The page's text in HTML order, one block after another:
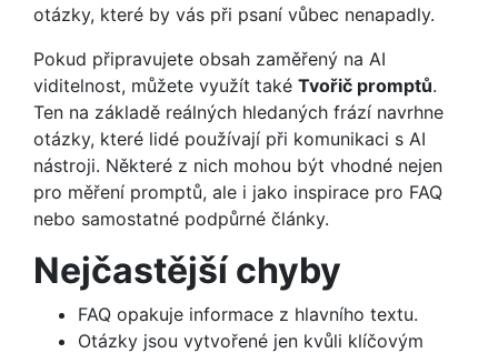
otázky, které by vás při psaní vůbec nenapadly.
Pokud připravujete obsah zaměřený na AI
viditelnost, můžete využít také Tvořič promptů.
Ten na základě reálných hledaných frází navrhne
otázky, které lidé používají při komunikaci s AI
nástroji. Některé z nich mohou být vhodné nejen
pro měření promptů, ale i jako inspirace pro FAQ
nebo samostatné podpůrné články.
Nejčastější chyby
FAQ opakuje informace z hlavního textu.
Otázky jsou vytvořené jen kvůli klíčovým